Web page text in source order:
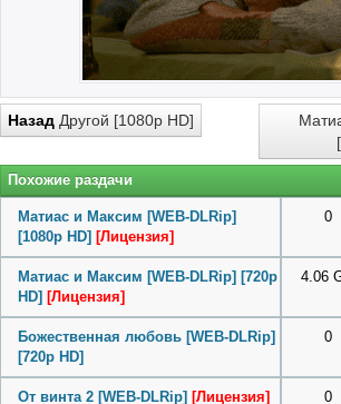
Назад Другой [1080p HD]
Похожие раздачи
Матиас и Максим [WEB-DLRip]
[1080p HD] [Лицензия]
0
Матиас и Максим [WEB-DLRip] [720p
HD] [Лицензия]
4.06
Божественная любовь [WEB-DLRip]
[720p HD]
0
От винта 2 [WEB-DLRip] [Лицензия] 0